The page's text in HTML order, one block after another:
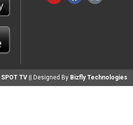
SPOT TV || Designed By Bizfly Technologies